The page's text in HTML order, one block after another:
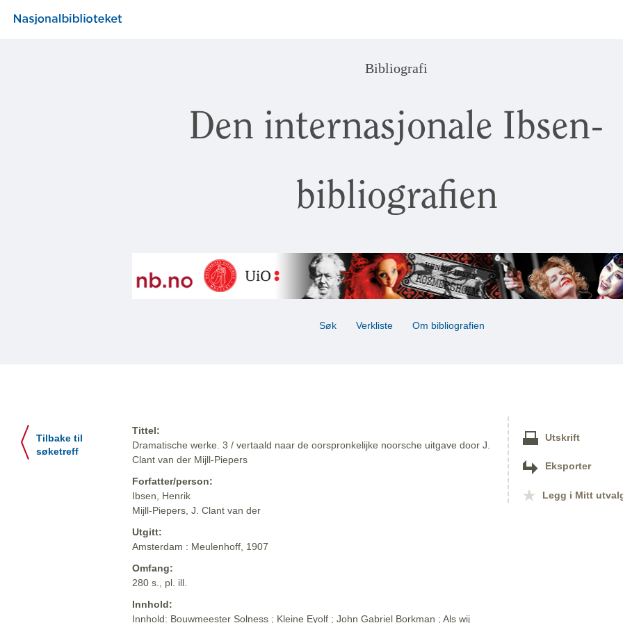
Bibliografi
Den internasjonale Ibsen-
bibliografien
Søk Verkliste Om bibliografien
Tilbake til
søketreff
Tittel:
Dramatische werke. 3 / vertaald naar de oorspronkelijke noorsche uitgave door J.
Clant van der Mijll-Piepers
Forfatter/person:
Ibsen, Henrik
Mijll-Piepers, J. Clant van der
Utgitt:
Amsterdam : Meulenhoff, 1907
Omfang:
280 s., pl. ill.
Innhold:
Innhold: Bouwmeester Solness ; Kleine Eyolf ; John Gabriel Borkman ; Als wij
Utskrift
Eksporter
Legg i Mitt